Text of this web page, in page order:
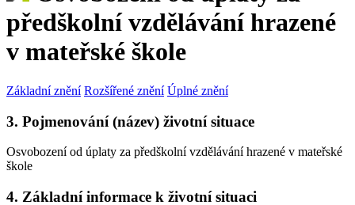
předškolní vzdělávání hrazené
v mateřské škole
Základní znění Rozšířené znění Úplné znění
3. Pojmenování (název) životní situace
Osvobození od úplaty za předškolní vzdělávání hrazené v mateřské
škole
4. Základní informace k životní situaci